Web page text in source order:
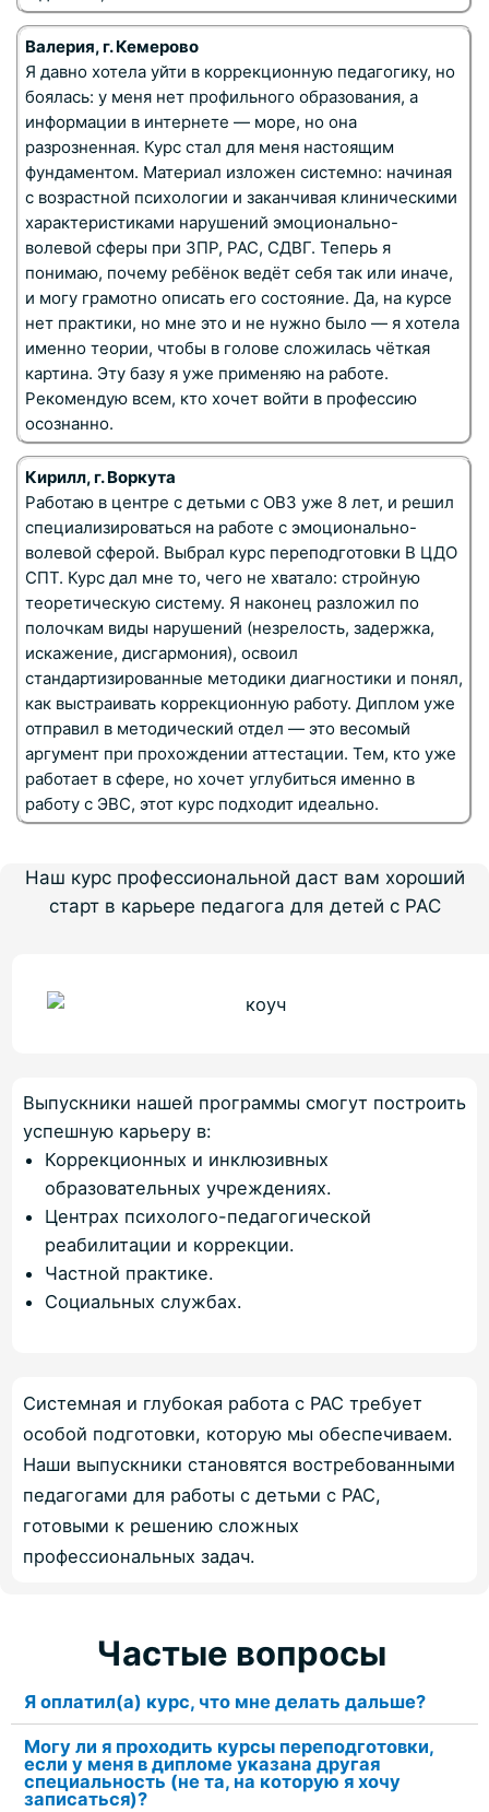
Валерия, г. Кемерово
Я давно хотела уйти в коррекционную педагогику, но
боялась: у меня нет профильного образования, а
информации в интернете — море, но она
разрозненная. Курс стал для меня настоящим
фундаментом. Материал изложен системно: начиная
с возрастной психологии и заканчивая клиническими
характеристиками нарушений эмоционально-
волевой сферы при ЗПР, РАС, СДВГ. Теперь я
понимаю, почему ребёнок ведёт себя так или иначе,
и могу грамотно описать его состояние. Да, на курсе
нет практики, но мне это и не нужно было — я хотела
именно теории, чтобы в голове сложилась чёткая
картина. Эту базу я уже применяю на работе.
Рекомендую всем, кто хочет войти в профессию
осознанно.
Кирилл, г. Воркута
Работаю в центре с детьми с ОВЗ уже 8 лет, и решил
специализироваться на работе с эмоционально-
волевой сферой. Выбрал курс переподготовки В ЦДО
СПТ. Курс дал мне то, чего не хватало: стройную
теоретическую систему. Я наконец разложил по
полочкам виды нарушений (незрелость, задержка,
искажение, дисгармония), освоил
стандартизированные методики диагностики и понял,
как выстраивать коррекционную работу. Диплом уже
отправил в методический отдел — это весомый
аргумент при прохождении аттестации. Тем, кто уже
работает в сфере, но хочет углубиться именно в
работу с ЭВС, этот курс подходит идеально.
Наш курс профессиональной даст вам хороший
старт в карьере педагога для детей с РАС
Выпускники нашей программы смогут построить
успешную карьеру в:
Коррекционных и инклюзивных
образовательных учреждениях.
Центрах психолого-педагогической
реабилитации и коррекции.
Частной практике.
Социальных службах.
Системная и глубокая работа с РАС требует
особой подготовки, которую мы обеспечиваем.
Наши выпускники становятся востребованными
педагогами для работы с детьми с РАС,
готовыми к решению сложных
профессиональных задач.
Частые вопросы
Я оплатил(а) курс, что мне делать дальше?
Могу ли я проходить курсы переподготовки,
если у меня в дипломе указана другая
специальность (не та, на которую я хочу
записаться)?